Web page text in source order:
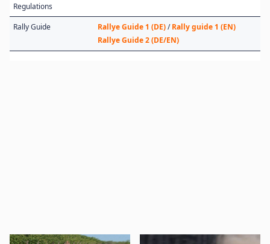
Regulations
Rally Guide Rallye Guide 1 (DE)/Rally guide 1 (EN)
Rallye Guide 2 (DE/EN)